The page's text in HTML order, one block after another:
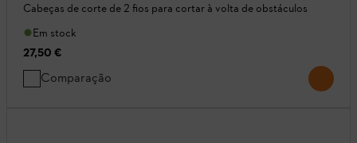
Cabeças de corte de 2 fios para cortar à volta de obstáculos
Em stock
27,50 €
Comparação